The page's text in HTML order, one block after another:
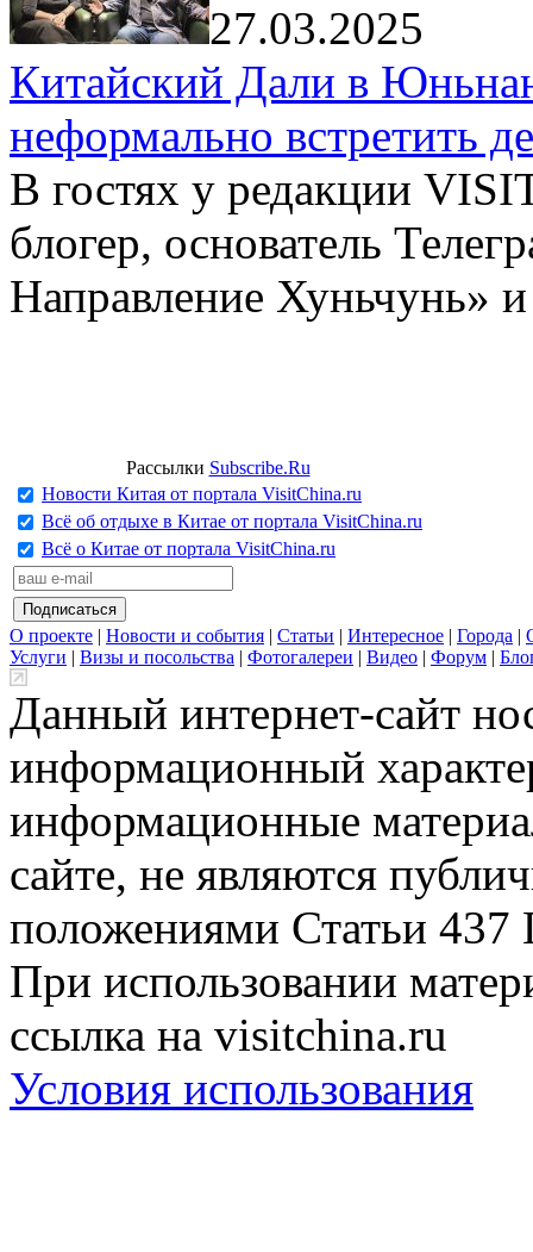
27.03.2025
Китайский Дали в
неформально встретить
В гостях у редакции
блогер, основатель
Направление Хуньчунь»
Рассылки Subscribe.Ru
Новости Китая от портала VisitChina.ru
Всё об отдыхе в Китае от портала VisitChina.ru
Всё о Китае от портала VisitChina.ru
О проекте | Новости и события | Статьи | Интересное | Города |
Услуги | Визы и посольства | Фотогалереи | Видео | Форум |
Данный интернет-сайт
информационный
информационные
сайте, не являются
положениями Статьи 437
При использовании
ссылка на visitchina.ru
Условия использования